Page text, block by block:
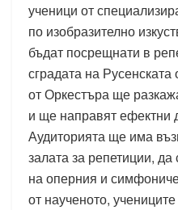
ученици от
по изобразително
бъдат посрещнати в
сградата на
от Оркестъра ще
и ще направят ефектни
Аудиторията ще има
залата за репетиции,
на оперния и
от наученото,